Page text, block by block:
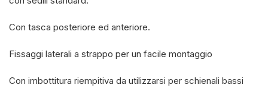
Con tasca posteriore ed anteriore.
Fissaggi laterali a strappo per un facile montaggio
Con imbottitura riempitiva da utilizzarsi per schienali bassi